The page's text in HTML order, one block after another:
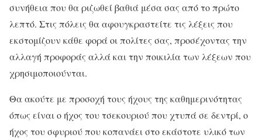
συνήθεια που θα ριζωθεί βαθιά μέσα σας από το πρώτο
λεπτό. Στις πόλεις θα αφουγκραστείτε τις λέξεις που
εκστομίζουν κάθε φορά οι πολίτες σας, προσέχοντας την
αλλαγή προφοράς αλλά και την ποικιλία των λέξεων που
χρησιμοποιούνται.
Θα ακούτε με προσοχή τους ήχους της καθημερινότητας
όπως είναι ο ήχος του τσεκουριού που χτυπά σε δεντρί, ο
ήχος του σφυριού που κοπανάει στο εκάστοτε υλικό των